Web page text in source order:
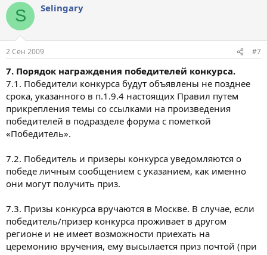
S Selingary
2 Сен 2009 #7
7. Порядок награждения победителей конкурса.
7.1. Победители конкурса будут объявлены не позднее
срока, указанного в п.1.9.4 настоящих Правил путем
прикрепления темы со ссылками на произведения
победителей в подразделе форума с пометкой
«Победитель».
7.2. Победитель и призеры конкурса уведомляются о
победе личным сообщением с указанием, как именно
они могут получить приз.
7.3. Призы конкурса вручаются в Москве. В случае, если
победитель/призер конкурса проживает в другом
регионе и не имеет возможности приехать на
церемонию вручения, ему высылается приз почтой (при